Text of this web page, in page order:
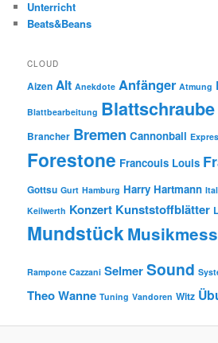
Unterricht
Beats&Beans
CLOUD
Aizen Alt Anekdote Anfänger Atmung
Blattbearbeitung Blattschraube
Brancher Bremen Cannonball
Forestone Francouis Louis
Gottsu Gurt Hamburg Harry Hartmann
Keilwerth Konzert Kunststoffblätter
Mundstück
Rampone Cazzani SelmerSound
Theo Wanne Tuning Vandoren Witz